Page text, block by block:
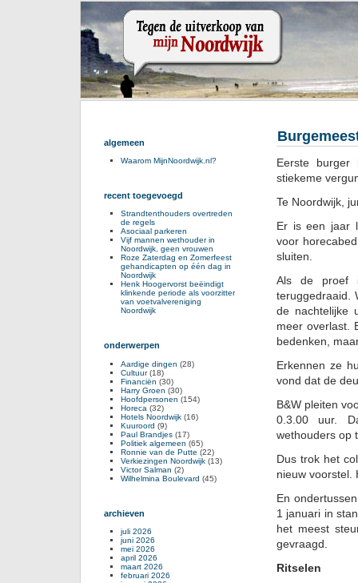
Eerste burger
stiekeme
Te Noordwijk,
Er is een jaar
voor
sluiten.
Als de proef
teruggedraaid.
de nachtelijke
meer overlast.
bedenken,
Erkennen ze
vond dat de
B&W pleiten
0.3.00 uur.
wethouders op
Dus trok het
nieuw voorstel.
En
1 januari in
het meest
gevraagd.
Ritselen
algemeen
Waarom MijnNoordwijk.nl?
recent toegevoegd
Strandtenthouders overtreden
de regels
Asociaal parkeren
Vijf mannen wethouder in
Noordwijk, geen vrouwen
Roze Zaterdag en Zomerfeest
gehandicapten op één dag in
Noordwijk
Henk Hoogervorst beëindigt
klinkende periode als voorzitter
van voetvalvereniging
Noordwijk
onderwerpen
Aardige dingen (28)
Cultuur(18)
Financiën (30)
Harry Groen (30)
Hoofdpersonen (154)
Horeca (32)
Hotels Noordwijk (16)
Kuuroord (9)
Paul Brandjes (17)
Politiek algemeen (65)
Ronnie van de Putte (22)
Verkiezingen Noordwijk (13)
Victor Salman (2)
Wilhelmina Boulevard (45)
archieven
juli 2026
juni 2026
mei 2026
april 2026
maart 2026
februari 2026